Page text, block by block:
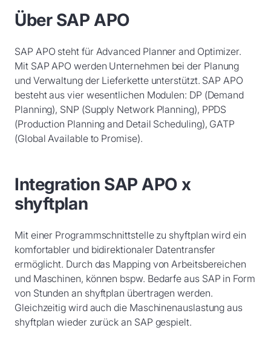
Über SAP APO
SAP APO steht für Advanced Planner and Optimizer.
Mit SAP APO werden Unternehmen bei der Planung
und Verwaltung der Lieferkette unterstützt. SAP APO
besteht aus vier wesentlichen Modulen: DP (Demand
Planning), SNP (Supply Network Planning), PPDS
(Production Planning and Detail Scheduling), GATP
(Global Available to Promise).
Integration SAP APO x
shyftplan
Mit einer Programmschnittstelle zu shyftplan wird ein
komfortabler und bidirektionaler Datentransfer
ermöglicht. Durch das Mapping von Arbeitsbereichen
und Maschinen, können bspw. Bedarfe aus SAP in Form
von Stunden an shyftplan übertragen werden.
Gleichzeitig wird auch die Maschinenauslastung aus
shyftplan wieder zurück an SAP gespielt.